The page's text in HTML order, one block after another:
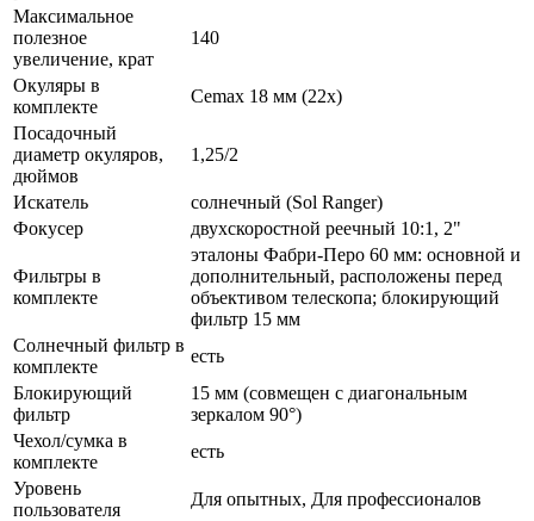
Максимальное
полезное
увеличение, крат
140
Окуляры в
комплекте
Cemax 18 мм (22х)
Посадочный
диаметр окуляров,
дюймов
1,25/2
Искатель
солнечный (Sol Ranger)
Фокусер
двухскоростной реечный 10:1, 2"
Фильтры в
комплекте
эталоны Фабри-Перо 60 мм: основной и
дополнительный, расположены перед
объективом телескопа; блокирующий
фильтр 15 мм
Солнечный фильтр в
комплекте
есть
Блокирующий
фильтр
15 мм (совмещен с диагональным
зеркалом 90°)
Чехол/сумка в
комплекте
есть
Уровень
пользователя
Для опытных, Для профессионалов